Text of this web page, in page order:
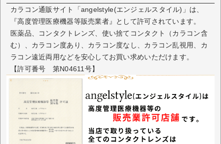
カラコン通販サイト「angelstyle(エンジェルスタイル)」は、
『高度管理医療機器等販売業者』として許可されています。
医薬品、コンタクトレンズ、使い捨てコンタクト（カラコン含
む）、カラコン度あり、カラコン度なし、カラコン乱視用、カ
ラコン遠近両用などを安心してお買い求めいただけます。
【許可番号 第N04611号】